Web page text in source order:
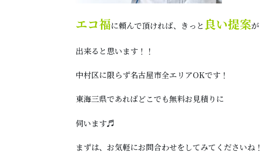
エコ福に頼んで頂ければ、きっと 良い提案が
出来ると思います！！
中村区に限らず名古屋市全エリアOKです！
東海三県であればどこでも無料お見積りに
伺います♬
まずは、お気軽にお問合わせをしてみてくださいね